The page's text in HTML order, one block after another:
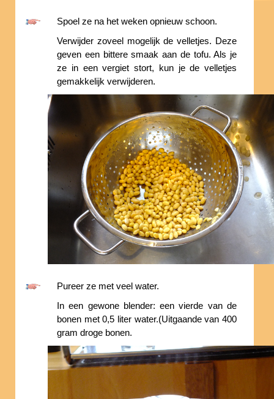
Spoel ze na het weken opnieuw schoon.
Verwijder zoveel mogelijk de velletjes. Deze
geven een bittere smaak aan de tofu. Als je
ze in een vergiet stort, kun je de velletjes
gemakkelijk verwijderen.
Pureer ze met veel water.
In een gewone blender: een vierde van de
bonen met 0,5 liter water.(Uitgaande van 400
gram droge bonen.